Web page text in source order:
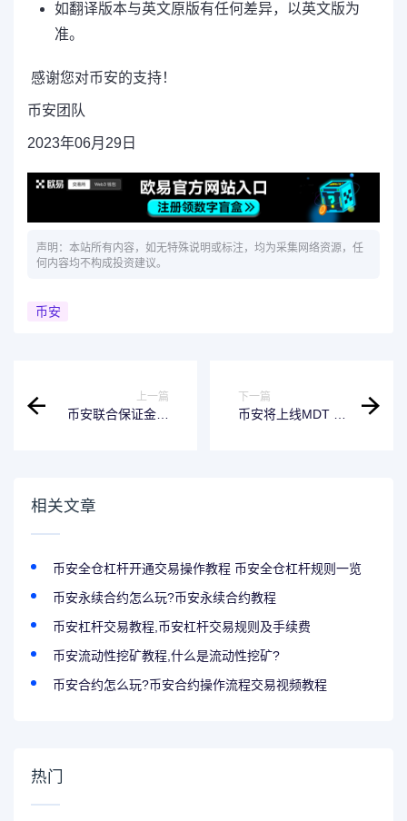
如翻译版本与英文原版有任何差异，以英文版为
准。
感谢您对币安的支持！
币安团队
2023年06月29日
声明：本站所有内容，如无特殊说明或标注，均为采集网络资源，任
何内容均不构成投资建议。
币安
上一篇
币安联合保证金模
下一篇
币安将上线MDT 1-
相关文章
币安全仓杠杆开通交易操作教程 币安全仓杠杆规则一览
币安永续合约怎么玩?币安永续合约教程
币安杠杆交易教程,币安杠杆交易规则及手续费
币安流动性挖矿教程,什么是流动性挖矿?
币安合约怎么玩?币安合约操作流程交易视频教程
热门